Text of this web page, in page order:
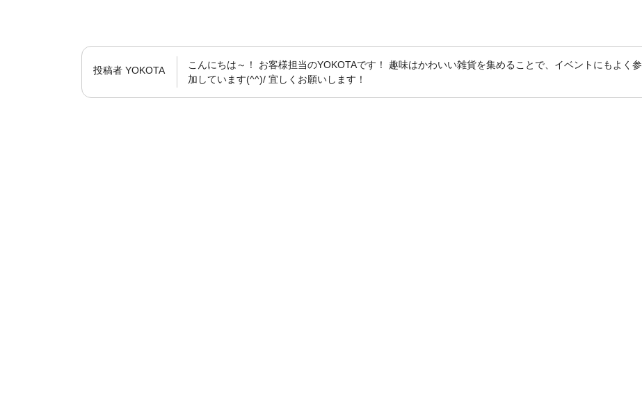
投稿者 YOKOTA
こんにちは～！ お客様担当のYOKOTAです！ 趣味はかわいい雑貨を集めることで、イベントにもよく参
加しています(^^)/ 宜しくお願いします！